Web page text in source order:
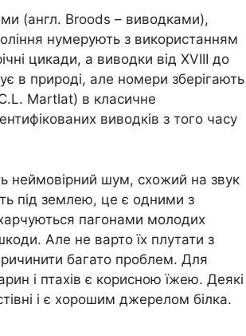
(англ. Broods – виводками),
нумерують з використанням
цикади, а виводки від XVIII до
в природі, але номери зберігають
Martlat) в класичне
виводків з того часу
неймовірний шум, схожий на звук
під землею, це є одними з
пагонами молодих
Але не варто їх плутати з
багато проблем. Для
і птахів є корисною їжею. Деякі
і є хорошим джерелом білка.